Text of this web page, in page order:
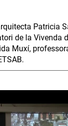
Patricia
de la Vivenda
Muxí,